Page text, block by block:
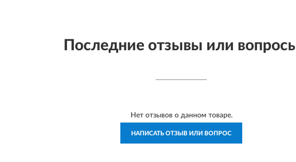
Последние отзывы или
Нет отзывов о данном товаре.
НАПИСАТЬ ОТЗЫВ ИЛИ ВОПРОС